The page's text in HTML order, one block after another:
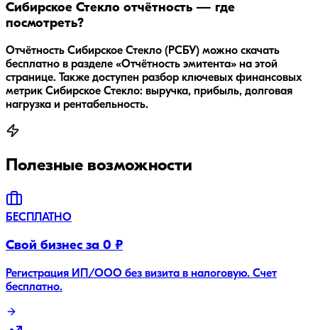
Сибирское Стекло отчётность — где
посмотреть?
Отчётность Сибирское Стекло (РСБУ) можно скачать
бесплатно в разделе «Отчётность эмитента» на этой
странице. Также доступен разбор ключевых финансовых
метрик Сибирское Стекло: выручка, прибыль, долговая
нагрузка и рентабельность.
Полезные возможности
БЕСПЛАТНО
Свой бизнес за 0 ₽
Регистрация ИП/ООО без визита в налоговую. Счет
бесплатно.